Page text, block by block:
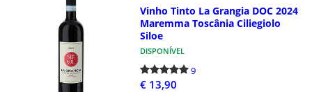
Vinho Tinto La Grangia DOC 2024
Maremma Toscânia Ciliegiolo
Siloe
DISPONÍVEL
9
€ 13,90